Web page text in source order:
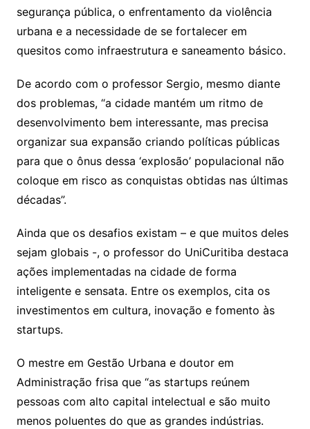
segurança pública, o enfrentamento da violência
urbana e a necessidade de se fortalecer em
quesitos como infraestrutura e saneamento básico.
De acordo com o professor Sergio, mesmo diante
dos problemas, “a cidade mantém um ritmo de
desenvolvimento bem interessante, mas precisa
organizar sua expansão criando políticas públicas
para que o ônus dessa ‘explosão’ populacional não
coloque em risco as conquistas obtidas nas últimas
décadas”.
Ainda que os desafios existam – e que muitos deles
sejam globais -, o professor do UniCuritiba destaca
ações implementadas na cidade de forma
inteligente e sensata. Entre os exemplos, cita os
investimentos em cultura, inovação e fomento às
startups.
O mestre em Gestão Urbana e doutor em
Administração frisa que “as startups reúnem
pessoas com alto capital intelectual e são muito
menos poluentes do que as grandes indústrias.